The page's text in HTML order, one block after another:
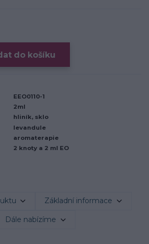
do košíku
EEO0110-1
2ml
hliník, sklo
levandule
aromaterapie
2 knoty a 2 ml EO
Základní informace
Dále nabízíme